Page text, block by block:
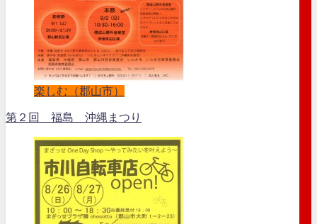
楽しむ（郡山市）
第２回 福島 沖縄まつり